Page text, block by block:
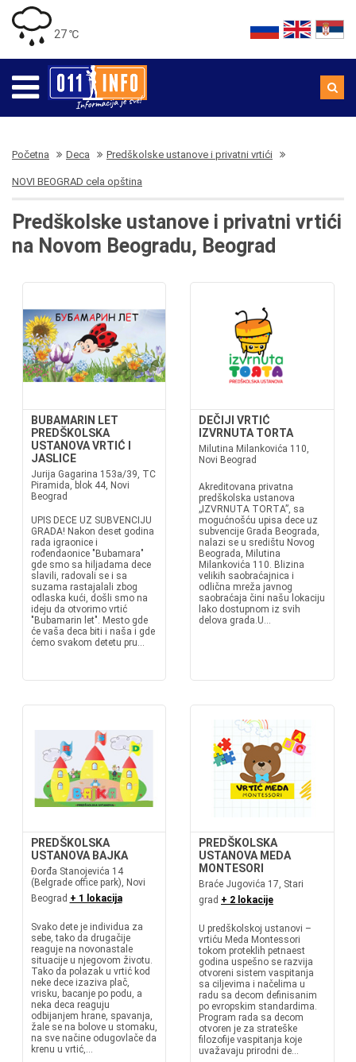
27 ℃
Početna Deca Predškolske ustanove i privatni vrtići
NOVI BEOGRAD cela opština
Predškolske ustanove i privatni vrtići
na Novom Beogradu, Beograd
BUBAMARIN LET
PREDŠKOLSKA
USTANOVA VRTIĆ I
JASLICE
Jurija Gagarina 153a/39, TC
Piramida, blok 44, Novi
Beograd
UPIS DECE UZ SUBVENCIJU
GRADA! Nakon deset godina
rada igraonice i
rođendaonice "Bubamara"
gde smo sa hiljadama dece
slavili, radovali se i sa
suzama rastajalali zbog
odlaska kući, došli smo na
ideju da otvorimo vrtić
"Bubamarin let". Mesto gde
će vaša deca biti i naša i gde
ćemo svakom detetu pru...
DEČIJI VRTIĆ
IZVRNUTA TORTA
Milutina Milankovića 110,
Novi Beograd
Akreditovana privatna
predškolska ustanova
„IZVRNUTA TORTA”, sa
mogućnošću upisa dece uz
subvencije Grada Beograda,
nalazi se u središtu Novog
Beograda, Milutina
Milankovića 110. Blizina
velikih saobraćajnica i
odlična mreža javnog
saobraćaja čini našu lokaciju
lako dostupnom iz svih
delova grada.U...
PREDŠKOLSKA
USTANOVA BAJKA
Đorđa Stanojevića 14
(Belgrade office park), Novi
Beograd + 1 lokacija
Svako dete je individua za
sebe, tako da drugačije
reaguje na novonastale
situacije u njegovom životu.
Tako da polazak u vrtić kod
neke dece izaziva plač,
vrisku, bacanje po podu, a
neka deca reaguju
odbijanjem hrane, spavanja,
žale se na bolove u stomaku,
na sve načine odugovlače da
krenu u vrtić,...
PREDŠKOLSKA
USTANOVA MEDA
MONTESORI
Braće Jugovića 17, Stari
grad + 2 lokacije
U predškolskoj ustanovi –
vrtiću Meda Montessori
tokom proteklih petnaest
godina uspešno se razvija
otvoreni sistem vaspitanja
sa ciljevima i načelima u
radu sa decom definisanim
po evropskim standardima.
Program rada sa decom
otvoren je za strateške
filozofije vaspitanja koje
uvažavaju prirodni de...